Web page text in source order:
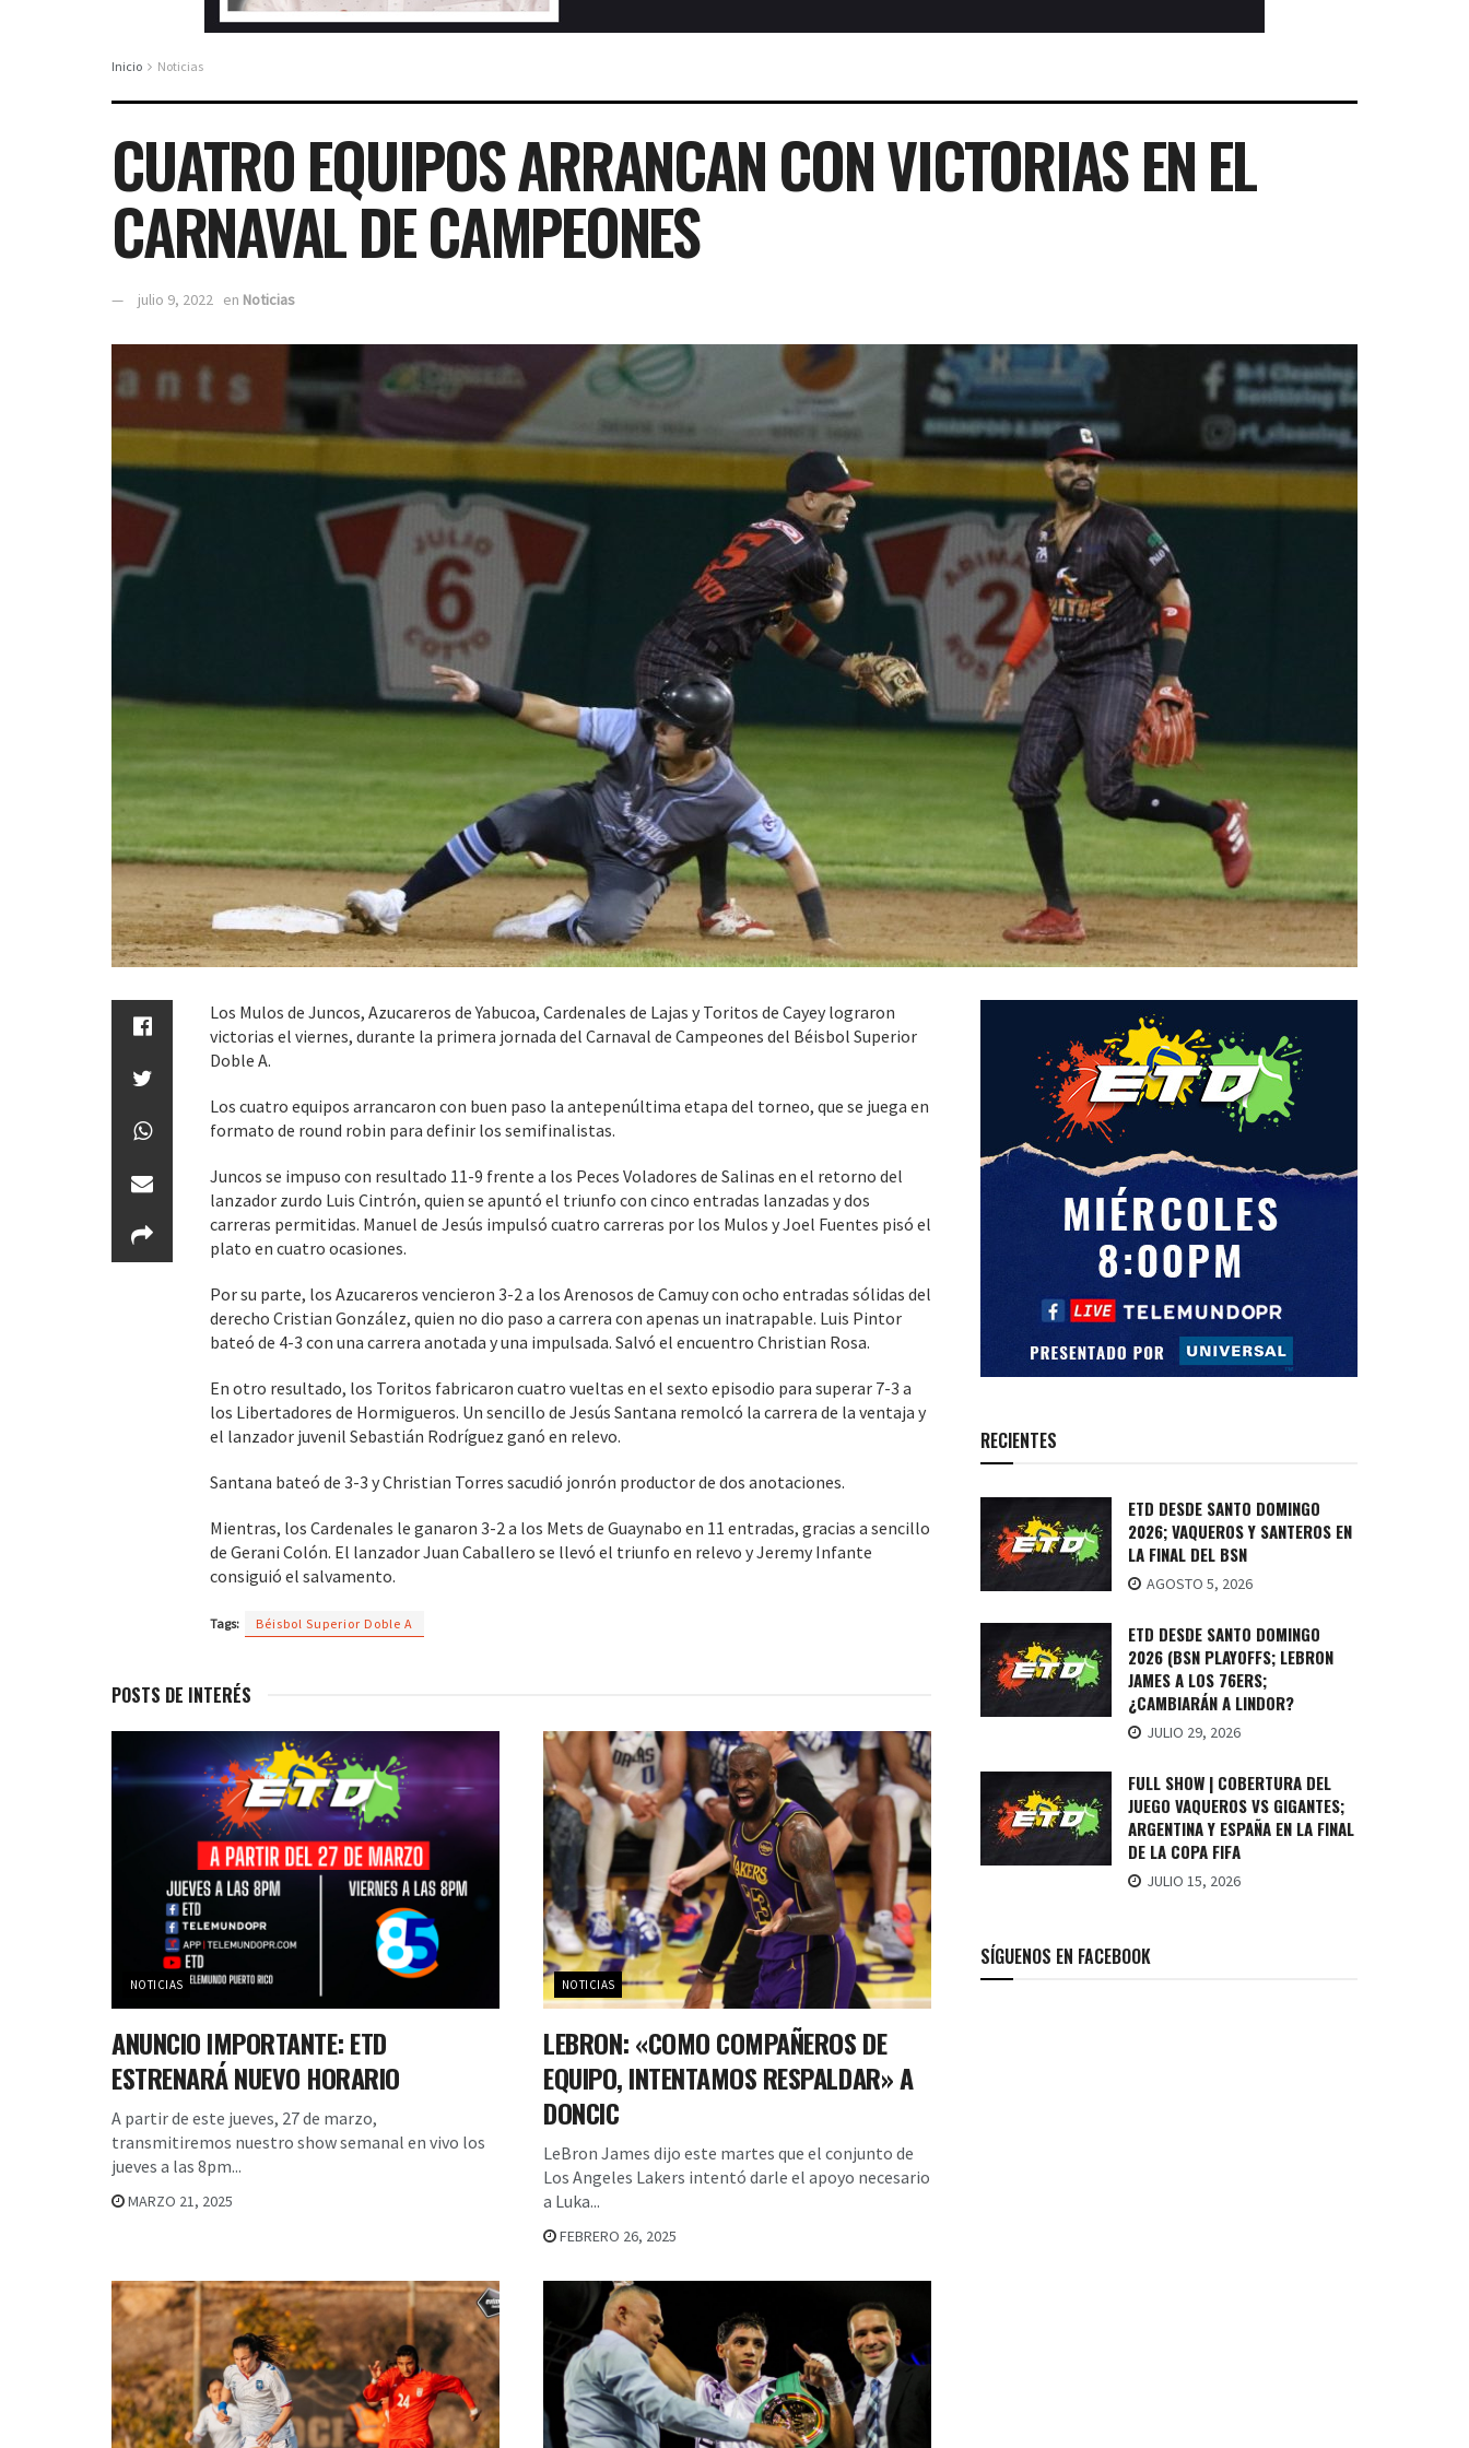
Inicio Noticias
CUATRO EQUIPOS ARRANCAN CON VICTORIAS EN EL
CARNAVAL DE CAMPEONES
julio 9, 2022 en Noticias
Los Mulos de Juncos, Azucareros de Yabucoa, Cardenales de Lajas y Toritos de Cayey lograron
victorias el viernes, durante la primera jornada del Carnaval de Campeones del Béisbol Superior
Doble A.
Los cuatro equipos arrancaron con buen paso la antepenúltima etapa del torneo, que se juega en
formato de round robin para definir los semifinalistas.
Juncos se impuso con resultado 11-9 frente a los Peces Voladores de Salinas en el retorno del
lanzador zurdo Luis Cintrón, quien se apuntó el triunfo con cinco entradas lanzadas y dos
carreras permitidas. Manuel de Jesús impulsó cuatro carreras por los Mulos y Joel Fuentes pisó el
plato en cuatro ocasiones.
Por su parte, los Azucareros vencieron 3-2 a los Arenosos de Camuy con ocho entradas sólidas del
derecho Cristian González, quien no dio paso a carrera con apenas un inatrapable. Luis Pintor
bateó de 4-3 con una carrera anotada y una impulsada. Salvó el encuentro Christian Rosa.
En otro resultado, los Toritos fabricaron cuatro vueltas en el sexto episodio para superar 7-3 a
los Libertadores de Hormigueros. Un sencillo de Jesús Santana remolcó la carrera de la ventaja y
el lanzador juvenil Sebastián Rodríguez ganó en relevo.
Santana bateó de 3-3 y Christian Torres sacudió jonrón productor de dos anotaciones.
Mientras, los Cardenales le ganaron 3-2 a los Mets de Guaynabo en 11 entradas, gracias a sencillo
de Gerani Colón. El lanzador Juan Caballero se llevó el triunfo en relevo y Jeremy Infante
consiguió el salvamento.
Tags: Béisbol Superior Doble A
POSTS DE INTERÉS
NOTICIAS
ANUNCIO IMPORTANTE: ETD
ESTRENARÁ NUEVO HORARIO
A partir de este jueves, 27 de marzo,
transmitiremos nuestro show semanal en vivo los
jueves a las 8pm...
MARZO 21, 2025
NOTICIAS
LEBRON: «COMO COMPAÑEROS DE
EQUIPO, INTENTAMOS RESPALDAR» A
DONCIC
LeBron James dijo este martes que el conjunto de
Los Angeles Lakers intentó darle el apoyo necesario
a Luka...
FEBRERO 26, 2025
RECIENTES
ETD DESDE SANTO DOMINGO
2026; VAQUEROS Y SANTEROS EN
LA FINAL DEL BSN
AGOSTO 5, 2026
ETD DESDE SANTO DOMINGO
2026 (BSN PLAYOFFS; LEBRON
JAMES A LOS 76ERS;
¿CAMBIARÁN A LINDOR?
JULIO 29, 2026
FULL SHOW | COBERTURA DEL
JUEGO VAQUEROS VS GIGANTES;
ARGENTINA Y ESPAÑA EN LA FINAL
DE LA COPA FIFA
JULIO 15, 2026
SÍGUENOS EN FACEBOOK